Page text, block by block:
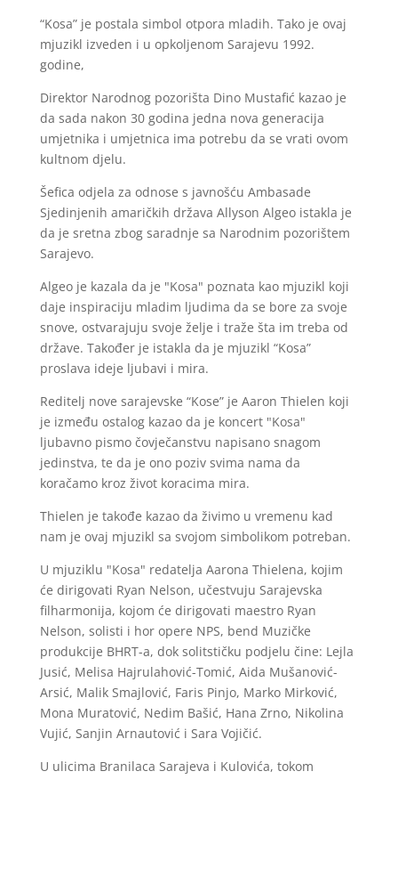
“Kosa” je postala simbol otpora mladih. Tako je ovaj
mjuzikl izveden i u opkoljenom Sarajevu 1992.
godine,
Direktor Narodnog pozorišta Dino Mustafić kazao je
da sada nakon 30 godina jedna nova generacija
umjetnika i umjetnica ima potrebu da se vrati ovom
kultnom djelu.
Šefica odjela za odnose s javnošću Ambasade
Sjedinjenih amaričkih država Allyson Algeo istakla je
da je sretna zbog saradnje sa Narodnim pozorištem
Sarajevo.
Algeo je kazala da je "Kosa" poznata kao mjuzikl koji
daje inspiraciju mladim ljudima da se bore za svoje
snove, ostvarajuju svoje želje i traže šta im treba od
države. Također je istakla da je mjuzikl “Kosa”
proslava ideje ljubavi i mira.
Reditelj nove sarajevske “Kose” je Aaron Thielen koji
je između ostalog kazao da je koncert "Kosa"
ljubavno pismo čovječanstvu napisano snagom
jedinstva, te da je ono poziv svima nama da
koračamo kroz život koracima mira.
Thielen je takođe kazao da živimo u vremenu kad
nam je ovaj mjuzikl sa svojom simbolikom potreban.
U mjuziklu "Kosa" redatelja Aarona Thielena, kojim
će dirigovati Ryan Nelson, učestvuju Sarajevska
filharmonija, kojom će dirigovati maestro Ryan
Nelson, solisti i hor opere NPS, bend Muzičke
produkcije BHRT-a, dok solitstičku podjelu čine: Lejla
Jusić, Melisa Hajrulahović-Tomić, Aida Mušanović-
Arsić, Malik Smajlović, Faris Pinjo, Marko Mirković,
Mona Muratović, Nedim Bašić, Hana Zrno, Nikolina
Vujić, Sanjin Arnautović i Sara Vojičić.
U ulicima Branilaca Sarajeva i Kulovića, tokom